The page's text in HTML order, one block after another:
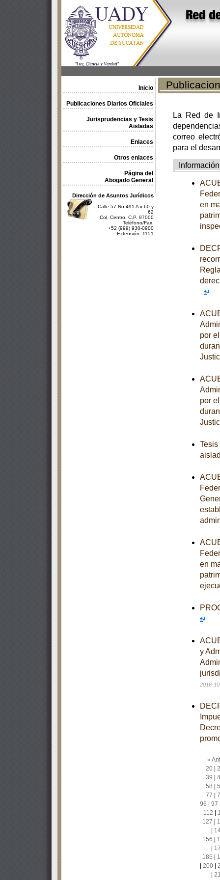
Inicio
Publicaciones Diarios Oficiales
Jurisprudencias y Tesis
Aisladas
Enlaces
Otros enlaces
Página del
Abogado General
Dirección de Asuntos Jurídicos
Calle 57 No 491 A x 60 y
62
Col. Centro, C.P. 97000
Teléfono/Fax:
+52 (999) 930-0900
Extensión: 1151
La Red de
correo
para el
Información
en
por
por
en
y
2016-
«
20|
39
58
77
96
97
112
127
156
185
200|